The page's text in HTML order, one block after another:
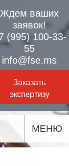
Ждем ваших
заявок!
(995) 100-33-
55
info@fse.ms
Заказать
экспертизу
МЕНЮ